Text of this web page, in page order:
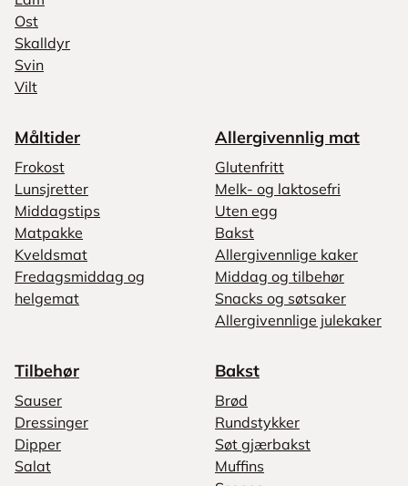
Ost
Skalldyr
Svin
Vilt
Måltider
Frokost
Lunsjretter
Middagstips
Matpakke
Kveldsmat
Fredagsmiddag og
helgemat
Allergivennlig mat
Glutenfritt
Melk- og laktosefri
Uten egg
Bakst
Allergivennlige kaker
Middag og tilbehør
Snacks og søtsaker
Allergivennlige julekaker
Tilbehør
Sauser
Dressinger
Dipper
Salat
Bakst
Brød
Rundstykker
Søt gjærbakst
Muffins